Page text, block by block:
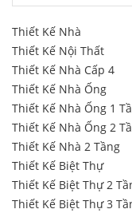
Thiết Kế Nhà
Thiết Kế Nội Thất
Thiết Kế Nhà Cấp 4
Thiết Kế Nhà Ống
Thiết Kế Nhà Ống 1
Thiết Kế Nhà Ống 2
Thiết Kế Nhà 2 Tầng
Thiết Kế Biệt Thự
Thiết Kế Biệt Thự 2
Thiết Kế Biệt Thự 3